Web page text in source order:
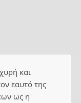
και
εαυτό της
ως η